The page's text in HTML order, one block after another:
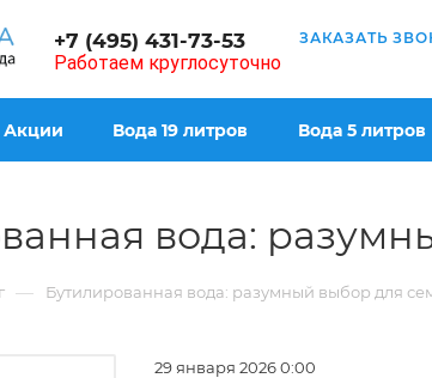
+7 (495) 431-73-53
Работаем круглосуточно
ЗАКАЗАТЬ
Акции Вода 19 литров Вода 5 литров
вода:
— Бутилированная вода: разумный выбор для
29 января 2026 0:00